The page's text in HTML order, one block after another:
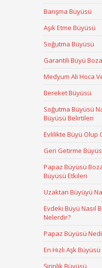
Barışma Büyüsü
Aşık Etme Büyüsü
Soğutma Büyüsü
Garantili Büyü
Medyum Ali Hoca
Bereket Büyüsü
Soğutma Büyüsü
Büyüsü Belirtileri
Evlilikte Büyü Olup
Geri Getirme
Papaz Büyüsü
Büyüsü Etkileri
Uzaktan Büyüyü
Evdeki Büyü Nasıl
Nelerdir?
Papaz Büyüsü
En Hızlı Aşk
Şirinlik Büyüsü